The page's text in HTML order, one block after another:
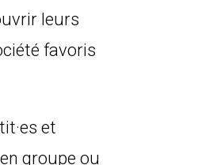
leurs
favoris
et
groupe ou